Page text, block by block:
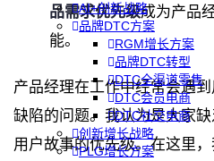
AI+创新战略
品牌DTC方案
RGM增长方案
品牌DTC转型
DTC全渠道零售
DTC会员电商
DTC社交电商
创新增长战略
PLG增长方案
品需求优先级成为产品
能。
产品经理在工作中经常会遇
缺陷的问题。我认为是大家
用户故事的优先级。在这里，